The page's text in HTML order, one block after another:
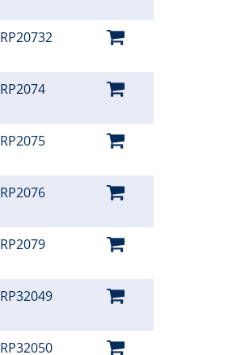
RP20732
RP2074
RP2075
RP2076
RP2079
RP32049
RP32050